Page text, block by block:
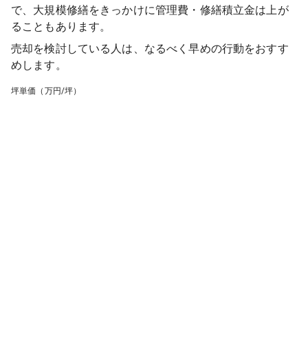
で、大規模修繕をきっかけに管理費・修繕積立金は上が
ることもあります。
売却を検討している人は、なるべく早めの行動をおすす
めします。
坪単価（万円/坪）